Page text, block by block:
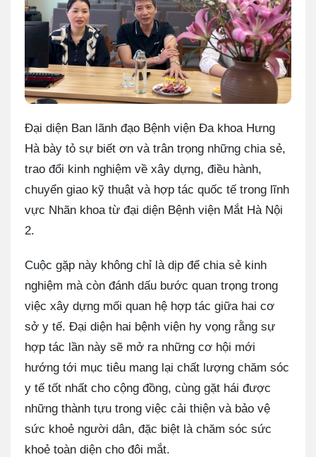
Đại diện Ban lãnh đạo Bệnh viện Đa khoa Hưng
Hà bày tỏ sự biết ơn và trân trọng những chia sẻ,
trao đổi kinh nghiệm về xây dựng, điều hành,
chuyển giao kỹ thuật và hợp tác quốc tế trong lĩnh
vực Nhãn khoa từ đại diện Bệnh viện Mắt Hà Nội
2.
Cuộc gặp này không chỉ là dịp để chia sẻ kinh
nghiệm mà còn đánh dấu bước quan trọng trong
việc xây dựng mối quan hệ hợp tác giữa hai cơ
sở y tế. Đại diện hai bệnh viện hy vọng rằng sự
hợp tác lần này sẽ mở ra những cơ hội mới
hướng tới mục tiêu mang lại chất lượng chăm sóc
y tế tốt nhất cho cộng đồng, cùng gặt hái được
những thành tựu trong việc cải thiện và bảo vệ
sức khoẻ người dân, đặc biệt là chăm sóc sức
khoẻ toàn diện cho đôi mắt.